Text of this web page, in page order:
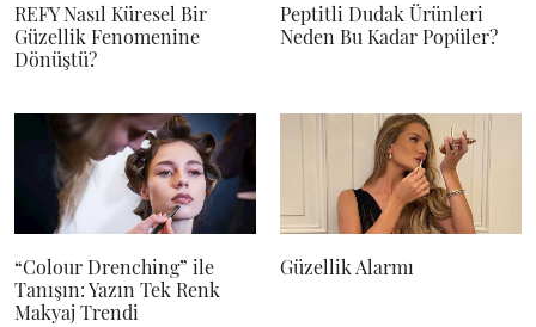
REFY Nasıl Küresel Bir
Güzellik Fenomenine
Dönüştü?
Peptitli Dudak Ürünleri
Neden Bu Kadar Popüler?
“Colour Drenching” ile
Tanışın: Yazın Tek Renk
Makyaj Trendi
Güzellik Alarmı